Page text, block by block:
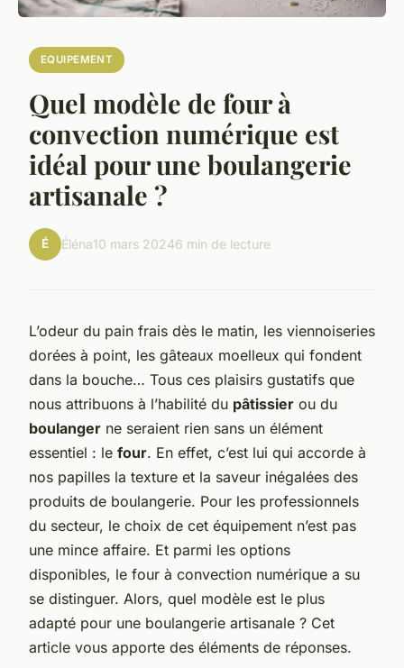
EQUIPEMENT
Quel modèle de four à
convection numérique est
idéal pour une boulangerie
artisanale ?
É Éléna10 mars 20246 min de lecture
L’odeur du pain frais dès le matin, les viennoiseries
dorées à point, les gâteaux moelleux qui fondent
dans la bouche… Tous ces plaisirs gustatifs que
nous attribuons à l’habilité du pâtissier ou du
boulanger ne seraient rien sans un élément
essentiel : le four. En effet, c’est lui qui accorde à
nos papilles la texture et la saveur inégalées des
produits de boulangerie. Pour les professionnels
du secteur, le choix de cet équipement n’est pas
une mince affaire. Et parmi les options
disponibles, le four à convection numérique a su
se distinguer. Alors, quel modèle est le plus
adapté pour une boulangerie artisanale ? Cet
article vous apporte des éléments de réponses.